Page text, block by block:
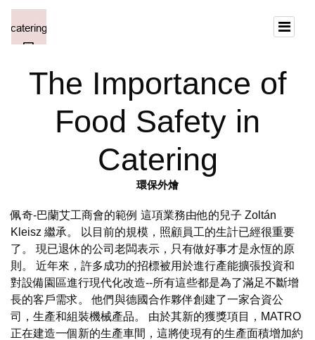
The Importance of
Food Safety in
Catering
環保外燴
佩奇-巴蘭艾工商會的範例 這項業務由他的兒子 Zoltán
Kleisz 繼承。 以目前的規模，照顧員工的生計已經很重要
了。 現已退休的公司老闆表示，只有做好事才是永恆的原
則。 近年來，許多成功的招標被用於進行產能擴張投資和
對設備園區進行現代化改造--所有這些都是為了滿足不斷增
長的客戶需求。 他們與德國合作夥伴創建了一家合資公
司，生產和組裝機械產品。 由於其新的獲獎項目，MATRO
正在建造一個新的生產車間，這將使現有的生產面積增加約